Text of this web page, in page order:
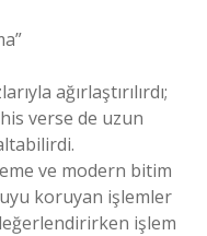
ağırlaştırılırdı;
verse de uzun
ve modern bitim
koruyan işlemler
işlem